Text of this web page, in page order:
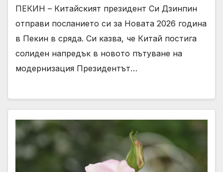
ПЕКИН – Китайският президент Си Дзинпин
отправи посланието си за Новата 2026 година
в Пекин в сряда. Си казва, че Китай постига
солиден напредък в новото пътуване на
модернизация Президентът…